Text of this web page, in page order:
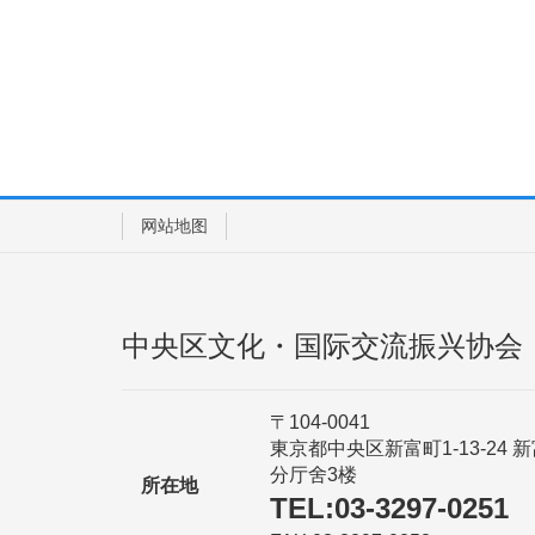
网站地图
中央区文化・国际交流振兴协会
所在地
〒104-0041
東京都中央区新富町1-13-24 新
分厅舍3楼
TEL:03-3297-0251